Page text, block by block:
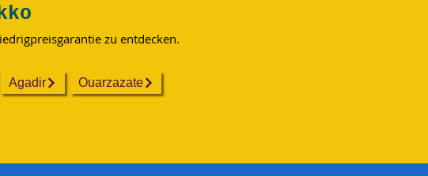
zu entdecken.
Agadir Ouarzazate